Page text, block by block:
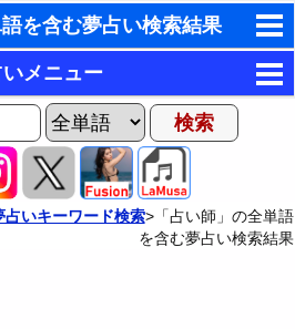
語を含む夢占い検索結果
西洋占星術
ラリー占星術
いで未来診断
カードで無料占い
メニュー
占いキーワード検索>「占い師」の全単語
を含む夢占い検索結果